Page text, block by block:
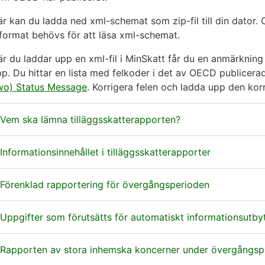
kan du ladda ned xml-schemat som zip-fil till din dator.
behövs för att läsa xml-schemat.
du laddar upp en xml-fil i MinSkatt får du en
Du hittar en lista med felkoder i det av OECD
Status Message. Korrigera felen och ladda upp den
Vem ska lämna tilläggsskatterapporten?
de koncernenheter som är belägna i Finland är
lämna tilläggsskatterapporten centraliserat. Då
annan utsedd koncernenhet för rapporteringen.
rapportering förutsätter att den yttersta
är belägen i en jurisdiktion som för
Finland.
EU-området grundar sig informationsutbytet på
Informationsinnehållet i tilläggsskatterapporter
tilläggsskatterapport ska innehålla nödvändiga
koncernstrukturen och de uppgifter som behövs för att
tilläggsskatt i hemvistjurisdiktionerna för
på innehållet i tilläggsskatterapporten grundar sig
Förenklad rapportering för övergångsperioden
beräkningar som anges i tilläggsskatterapporten ska i
alltså för räkenskapsperioder som
är det dock under vissa förutsättningar möjligt
Uppgifter som förutsätts för automatiskt
den yttersta moderenheten eller en enhet som utses
Rapporten av stora inhemska koncerner under